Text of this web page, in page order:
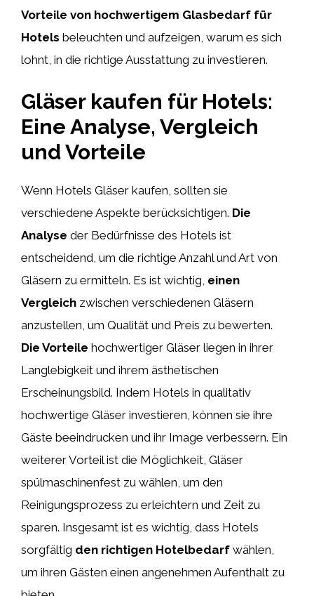
Vorteile von hochwertigem Glasbedarf für
Hotels beleuchten und aufzeigen, warum es sich
lohnt, in die richtige Ausstattung zu investieren.
Gläser kaufen für Hotels:
Eine Analyse, Vergleich
und Vorteile
Wenn Hotels Gläser kaufen, sollten sie
verschiedene Aspekte berücksichtigen. Die
Analyse der Bedürfnisse des Hotels ist
entscheidend, um die richtige Anzahl und Art von
Gläsern zu ermitteln. Es ist wichtig, einen
Vergleich zwischen verschiedenen Gläsern
anzustellen, um Qualität und Preis zu bewerten.
Die Vorteile hochwertiger Gläser liegen in ihrer
Langlebigkeit und ihrem ästhetischen
Erscheinungsbild. Indem Hotels in qualitativ
hochwertige Gläser investieren, können sie ihre
Gäste beeindrucken und ihr Image verbessern. Ein
weiterer Vorteil ist die Möglichkeit, Gläser
spülmaschinenfest zu wählen, um den
Reinigungsprozess zu erleichtern und Zeit zu
sparen. Insgesamt ist es wichtig, dass Hotels
sorgfältig den richtigen Hotelbedarf wählen,
um ihren Gästen einen angenehmen Aufenthalt zu